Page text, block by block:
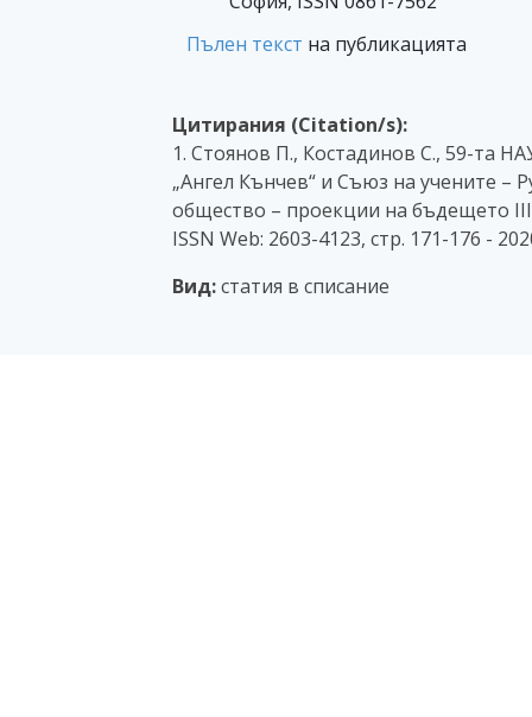
Пълен текст на публикацията
Цитирания (Citation/s):
1. Стоянов П., Костадинов С., 59-та
„Ангел Кънчев“ и Съюз на учените –
общество – проекции на бъдещето
ISSN Web: 2603-4123, стр. 171-176 -
Вид:статия в списание